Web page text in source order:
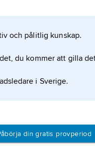
i oktober 2015
i Buenos Aires,
14 år inte
och pålitlig kunskap.
du kommer att gilla
i Sverige.
din gratis provperiod